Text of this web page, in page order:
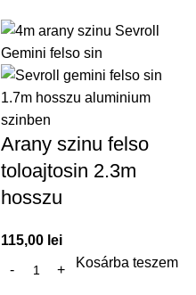
Arany szinu felso
toloajtosin 2.3m
hosszu
115,00 lei
Kosárba teszem